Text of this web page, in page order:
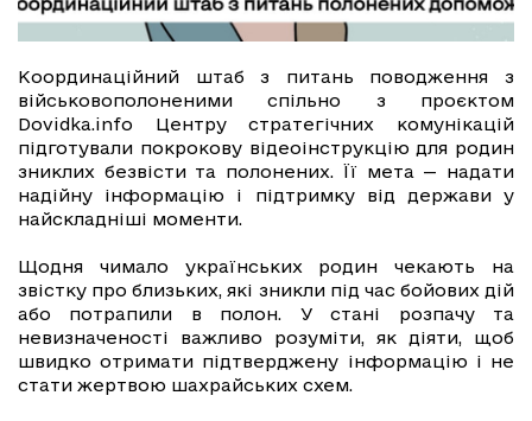
Координаційний штаб з питань поводження з
військовополоненими спільно з проєктом
Dovidka.info Центру стратегічних комунікацій
підготували покрокову відеоінструкцію для родин
зниклих безвісти та полонених. Її мета — надати
надійну інформацію і підтримку від держави у
найскладніші моменти.
Щодня чимало українських родин чекають на
звістку про близьких, які зникли під час бойових дій
або потрапили в полон. У стані розпачу та
невизначеності важливо розуміти, як діяти, щоб
швидко отримати підтверджену інформацію і не
стати жертвою шахрайських схем.